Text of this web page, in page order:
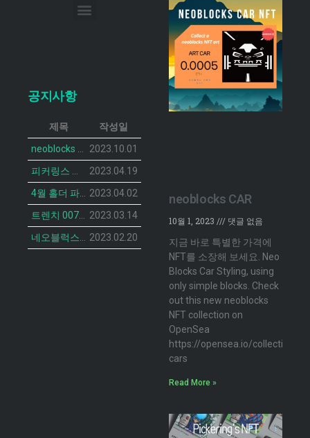
공지사항
제목
작성일
2023.10.01
2023.04.19
2023.04.02
2023.03.14
2023.02.20
neoblocks CAR
10월 1, 2023
댓글 없음
지금 바로 특별한 가격에
NFT를 소장해 보세요. Neo
Blocks Car Styling, using
only simple blocks. Check
out this new neoblocks
NFT collection on
OpenSea
https://opensea.io/collection/
cars
Read More »